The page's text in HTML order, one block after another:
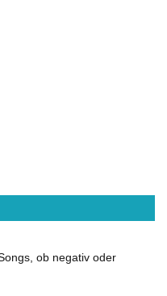
ob negativ oder